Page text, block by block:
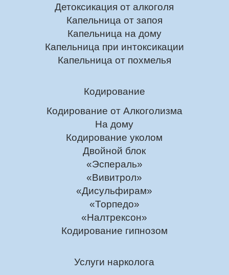
Детоксикация от алкоголя
Капельница от запоя
Капельница на дому
Капельница при интоксикации
Капельница от похмелья
Кодирование
Кодирование от Алкоголизма
На дому
Кодирование уколом
Двойной блок
«Эспераль»
«Вивитрол»
«Дисульфирам»
«Торпедо»
«Налтрексон»
Кодирование гипнозом
Услуги нарколога